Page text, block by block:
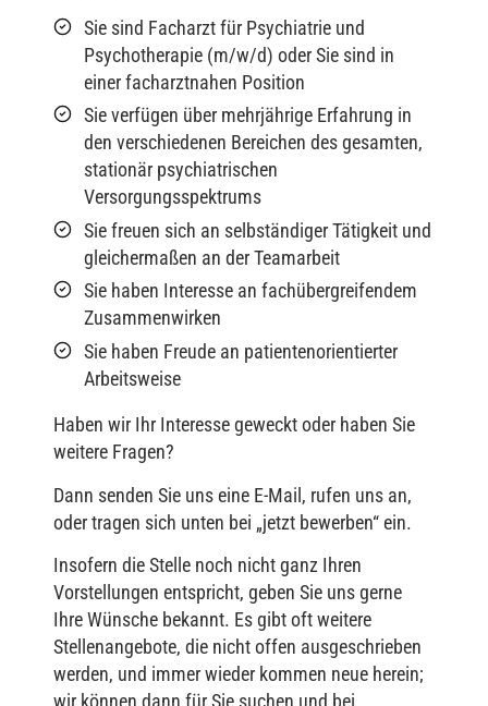
Sie sind Facharzt für Psychiatrie und
Psychotherapie (m/w/d) oder Sie sind in
einer facharztnahen Position
Sie verfügen über mehrjährige Erfahrung in
den verschiedenen Bereichen des gesamten,
stationär psychiatrischen
Versorgungsspektrums
Sie freuen sich an selbständiger Tätigkeit und
gleichermaßen an der Teamarbeit
Sie haben Interesse an fachübergreifendem
Zusammenwirken
Sie haben Freude an patientenorientierter
Arbeitsweise
Haben wir Ihr Interesse geweckt oder haben Sie
weitere Fragen?
Dann senden Sie uns eine E-Mail, rufen uns an,
oder tragen sich unten bei „jetzt bewerben“ ein.
Insofern die Stelle noch nicht ganz Ihren
Vorstellungen entspricht, geben Sie uns gerne
Ihre Wünsche bekannt. Es gibt oft weitere
Stellenangebote, die nicht offen ausgeschrieben
werden, und immer wieder kommen neue herein;
wir können dann für Sie suchen und bei